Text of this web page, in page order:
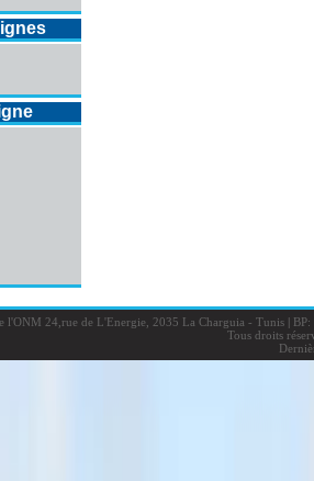
l'ONM 24,rue de L'Energie, 2035 La Charguia - Tunis |BP:
Tous droits